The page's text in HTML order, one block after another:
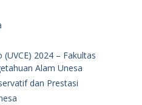
2024 – Fakultas
Alam Unesa
dan Prestasi